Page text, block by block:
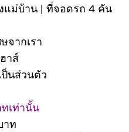
แม่บ้าน | ที่จอดรถ 4 คัน
จากเรา
าส์
นส่วนตัว
เท่านั้น
าท